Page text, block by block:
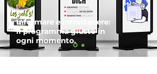
Informare e intrattenere:
il programma giusto in
ogni momento.